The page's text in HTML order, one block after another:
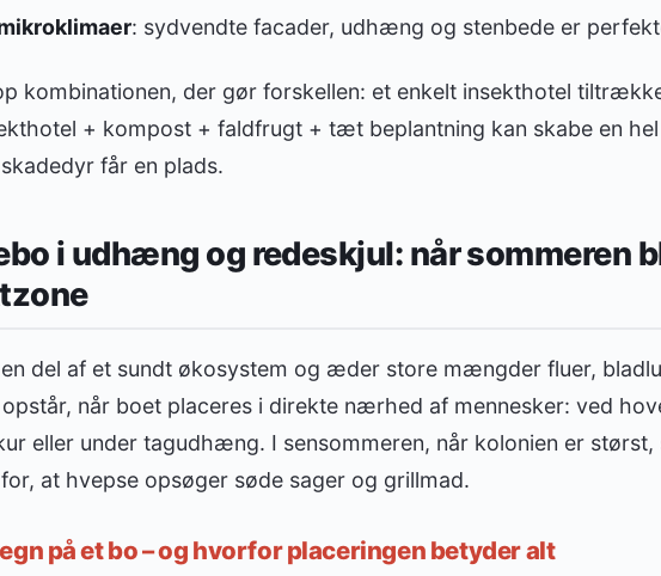
: sydvendte facader, udhæng og stenbede er
kombinationen, der gør forskellen: et enkelt insekthotel
+ kompost + faldfrugt + tæt beplantning kan skabe en
får en plads.
i udhæng og redeskjul: når sommeren
del af et sundt økosystem og æder store mængder fluer,
når boet placeres i direkte nærhed af mennesker: ved
eller under tagudhæng. I sensommeren, når kolonien er størst,
at hvepse opsøger søde sager og grillmad.
på et bo – og hvorfor placeringen betyder alt